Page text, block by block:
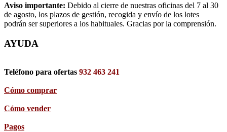
Aviso importante: Debido al cierre de nuestras oficinas del 7 al 30
de agosto, los plazos de gestión, recogida y envío de los lotes
podrán ser superiores a los habituales. Gracias por la comprensión.
AYUDA
Teléfono para ofertas 932 463 241
Cómo comprar
Cómo vender
Pagos